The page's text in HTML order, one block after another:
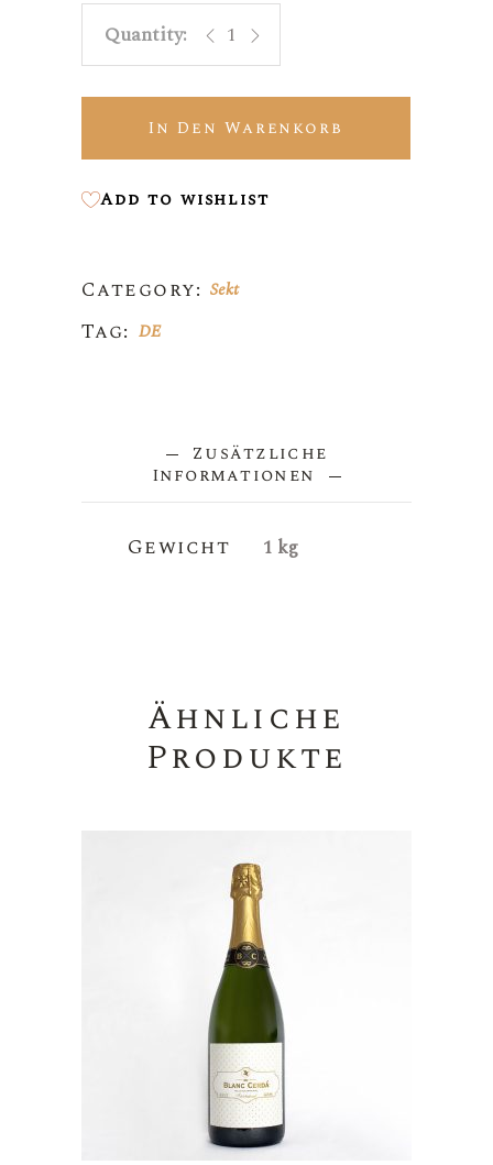
Cerdá Gold quantity
In Den Warenkorb
Add to wishlist
Category: Sekt
Tag: DE
Zusätzliche
Informationen
Gewicht 1 kg
Ähnliche
Produkte